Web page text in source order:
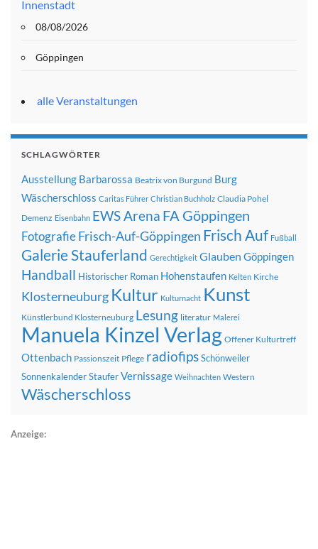
Innenstadt
08/08/2026
Göppingen
alle Veranstaltungen
SCHLAGWÖRTER
Ausstellung Barbarossa Beatrix von Burgund Burg
Wäscherschloss Caritas Führer Christian Buchholz Claudia Pohel
Demenz Eisenbahn EWS Arena FA Göppingen
FotografieFrisch-Auf-Göppingen Frisch Auf Fußball
Galerie Stauferland Gerechtigkeit Glauben Göppingen
Handball Historischer Roman Hohenstaufen Kelten Kirche
Klosterneuburg Kultur Kulturnacht Kunst
Künstlerbund Klosterneuburg Lesung literatur Malerei
Manuela Kinzel Verlag Offener Kulturtreff
Ottenbach Passionszeit Pflege radiofipsSchönweiler
SonnenkalenderStauferVernissage Weihnachten Western
Wäscherschloss
Anzeige: